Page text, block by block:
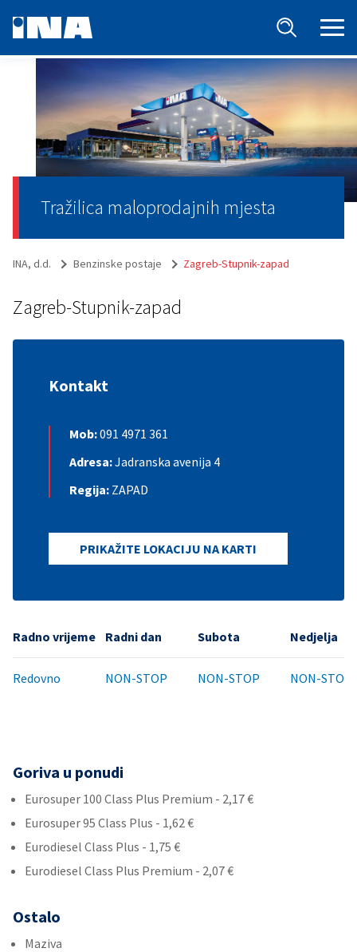
Tražilica maloprodajnih mjesta
INA, d.d. Benzinske postaje Zagreb-Stupnik-zapad
Zagreb-Stupnik-zapad
Kontakt
Mob:091 4971 361
Adresa:Jadranska avenija 4
Regija: ZAPAD
PRIKAŽITE LOKACIJU NA KARTI
Radno vrijeme Radni dan Subota Nedjelja
Redovno NON-STOP NON-STOP NON-STOP
Goriva u ponudi
Eurosuper 100 Class Plus Premium - 2,17 €
Eurosuper 95 Class Plus - 1,62 €
Eurodiesel Class Plus - 1,75 €
Eurodiesel Class Plus Premium - 2,07 €
Ostalo
Maziva